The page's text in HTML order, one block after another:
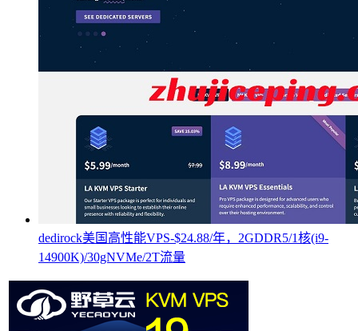
dedirock美国高性能VPS-$24.88/年，2GDDR5/1核(i9-
14900K)/30gNVMe/2T流量